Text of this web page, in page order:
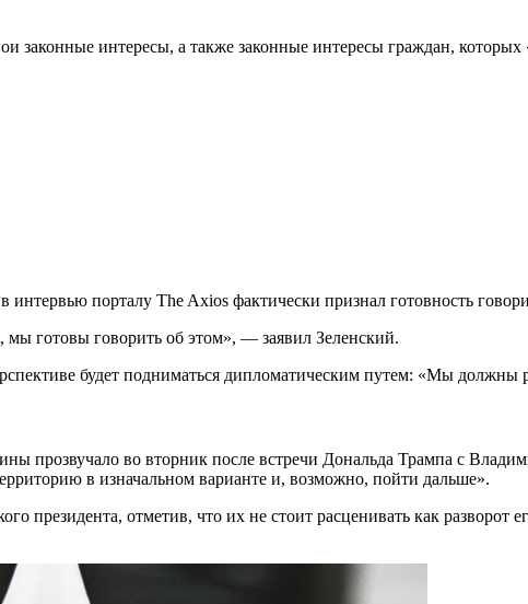
законные интересы, а также законные интересы граждан, которых
порталу The Axios фактически признал готовность
мы готовы говорить об этом», — заявил Зеленский.
будет подниматься дипломатическим путем: «Мы должны
прозвучало во вторник после встречи Дональда Трампа с
в изначальном варианте и, возможно, пойти дальше».
президента, отметив, что их не стоит расценивать как разворот